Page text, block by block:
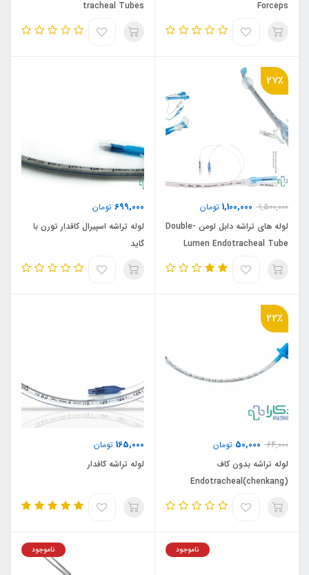
Forceps
tracheal Tubes
27٪
1,500,000
1,100,000 تومان
لوله های تراشه دابل لومن Double-
Lumen Endotracheal Tube
699,000 تومان
لوله تراشه اسپیرال کافدار تورن با
گاید
22٪
64,000
50,000 تومان
لوله تراشه بدون کاف
(chenkang)Endotracheal
Tubes /uncuffed
165,000 تومان
لوله تراشه کافدار
ناموجود ناموجود